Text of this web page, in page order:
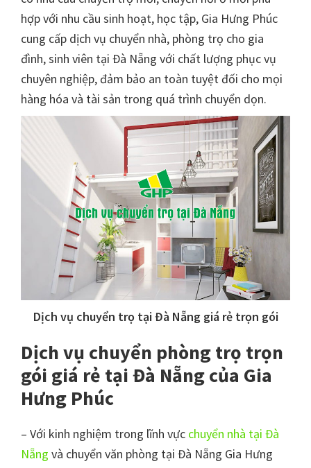
hợp với nhu cầu sinh hoạt, học tập, Gia Hưng Phúc
cung cấp dịch vụ chuyển nhà, phòng trọ cho gia
đình, sinh viên tại Đà Nẵng với chất lượng phục vụ
chuyên nghiệp, đảm bảo an toàn tuyệt đối cho mọi
hàng hóa và tài sản trong quá trình chuyển dọn.
Dịch vụ chuyển trọ tại Đà Nẵng giá rẻ trọn gói
Dịch vụ chuyển phòng trọ trọn
gói giá rẻ tại Đà Nẵng của Gia
Hưng Phúc
– Với kinh nghiệm trong lĩnh vực chuyển nhà tại Đà
Nẵng và chuyển văn phòng tại Đà Nẵng Gia Hưng